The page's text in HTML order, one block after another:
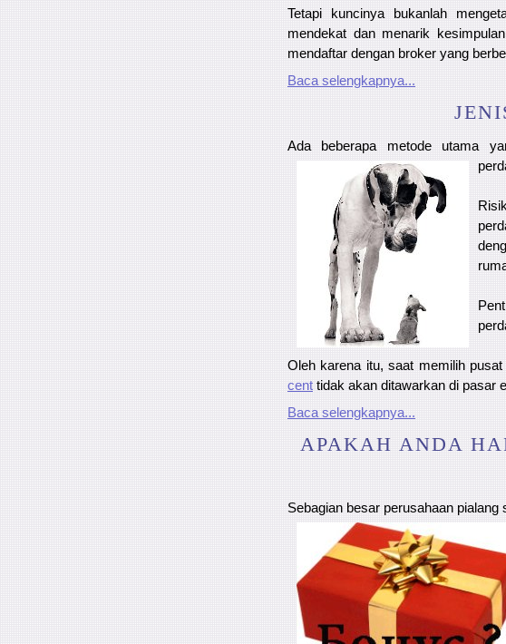
Tetapi kuncinya bukanlah
mendekat dan menarik
mendaftar dengan broker yang
Baca selengkapnya...
Ada beberapa metode utama
Oleh karena itu, saat memilih
centtidak akan ditawarkan di pasar
Baca selengkapnya...
APAKAH ANDA
Sebagian besar perusahaan